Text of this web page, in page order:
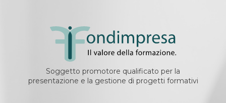
Soggetto promotore qualificato per la
presentazione e la gestione di progetti formativi